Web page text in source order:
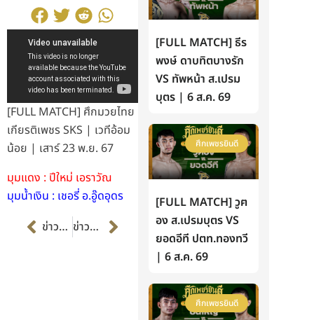
[FULL MATCH] ศึกมวยไทย
เกียรติเพชร SKS | เวทีอ้อม
น้อย | เสาร์ 23 พ.ย. 67
มุมแดง : ปีใหม่ เอราวัณ
มุมน้ำเงิน : เชอรี่ อ.อู๊ดอุดร
Prevข่าวก่อนหน้า ข่าวต่อไป Next
[FULL MATCH] ธีร
พงษ์ ดาบทิตบางรัก
VS ทัพหน้า ส.เปรม
บุตร | 6 ส.ค. 69
ศึกเพชรยินดี
[FULL MATCH] วูฅ
อง ส.เปรมบุตร VS
ยอดอีที ปตท.ทองทวี
| 6 ส.ค. 69
ศึกเพชรยินดี